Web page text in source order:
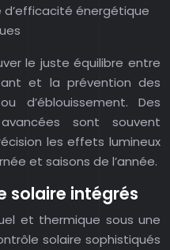
d’efficacité énergétique
le juste équilibre entre
et la prévention des
d’éblouissement. Des
sont souvent
les effets lumineux
et saisons de l’année.
solaire intégrés
et thermique sous une
solaire sophistiqués